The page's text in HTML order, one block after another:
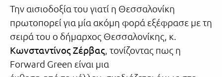
Την αισιοδοξία του γιατί η Θεσσαλονίκη
πρωτοπορεί για μία ακόμη φορά εξέφρασε με τη
σειρά του ο δήμαρχος Θεσσαλονίκης, κ.
Κωνσταντίνος Ζέρβας, τονίζοντας πως η
Forward Green είναι μια